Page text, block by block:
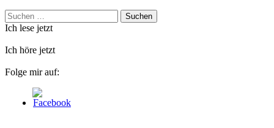
Suchen
nach:
Ich lese jetzt
Ich höre jetzt
Folge mir auf: